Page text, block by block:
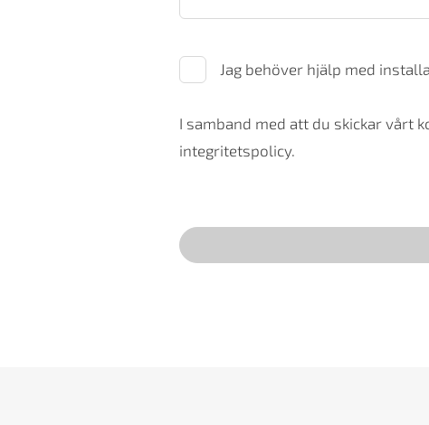
Jag behöver hjälp med
I samband med att du skickar vårt
integritetspolicy.